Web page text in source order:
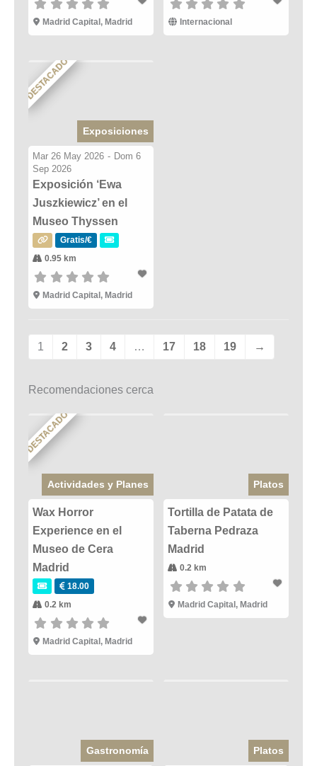
Madrid Capital, Madrid Internacional
DESTACADO
Exposiciones
Mar 26 May 2026 - Dom 6
Sep 2026
Exposición ‘Ewa
Juszkiewicz’ en el
Museo Thyssen
Gratis/€
0.95 km
Madrid Capital, Madrid
1 2 3 4 … 17 18 19 →
Recomendaciones cerca
DESTACADO
Actividades y Planes
Wax Horror
Experience en el
Museo de Cera
Madrid
18.00
0.2 km
Madrid Capital, Madrid
Platos
Tortilla de Patata de
Taberna Pedraza
Madrid
0.2 km
Madrid Capital, Madrid
Gastronomía Platos